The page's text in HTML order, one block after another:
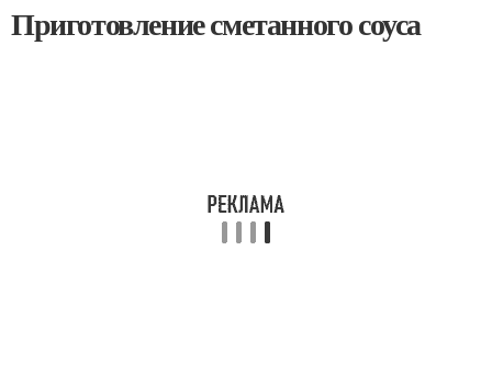
Приготовление сметанного соуса